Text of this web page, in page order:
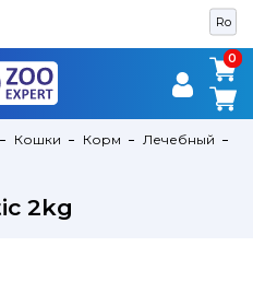
Ro
0
0
Кошки Корм
Лечебный
2kg